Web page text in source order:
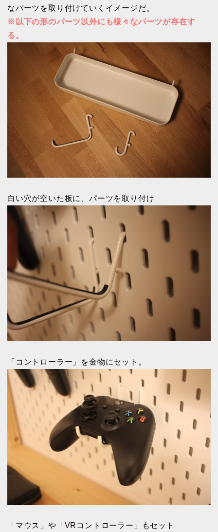
なパーツを取り付けていくイメージだ。
※以下の形のパーツ以外にも様々なパーツが存在す
る。
白い穴が空いた板に、パーツを取り付け
「コントローラー」を金物にセット。
「マウス」や「VRコントローラー」もセット